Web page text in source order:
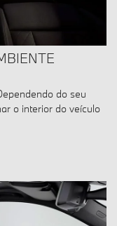
do seu
o interior do veículo